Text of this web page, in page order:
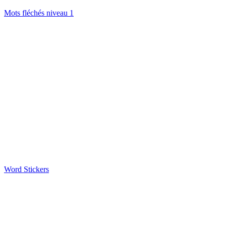
Mots fléchés niveau 1
Word Stickers